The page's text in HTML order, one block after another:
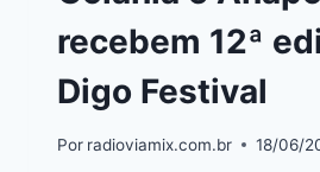
recebem 12ª
Digo Festival
Por radioviamix.com.br 18/06/